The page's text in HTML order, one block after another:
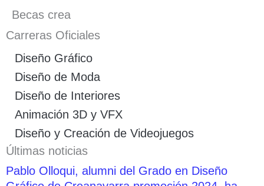
Becas crea
Carreras Oficiales
Diseño Gráfico
Diseño de Moda
Diseño de Interiores
Animación 3D y VFX
Diseño y Creación de Videojuegos
Últimas noticias
Pablo Olloqui, alumni del Grado en Diseño